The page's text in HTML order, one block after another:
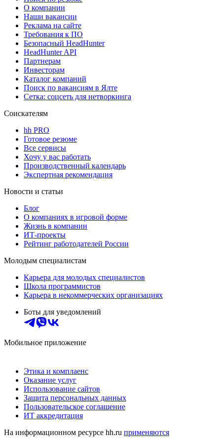
О компании
Наши вакансии
Реклама на сайте
Требования к ПО
Безопасный HeadHunter
HeadHunter API
Партнерам
Инвесторам
Каталог компаний
Поиск по вакансиям в Ялте
Сетка: соцсеть для нетворкинга
Соискателям
hh PRO
Готовое резюме
Все сервисы
Хочу у вас работать
Производственный календарь
Экспертная рекомендация
Новости и статьи
Блог
О компаниях в игровой форме
Жизнь в компании
ИТ-проекты
Рейтинг работодателей России
Молодым специалистам
Карьера для молодых специалистов
Школа программистов
Карьера в некоммерческих организациях
Боты для уведомлений
Мобильное приложение
Этика и комплаенс
Оказание услуг
Использование сайтов
Защита персональных данных
Пользовательское соглашение
ИТ аккредитация
На информационном ресурсе hh.ru применяются